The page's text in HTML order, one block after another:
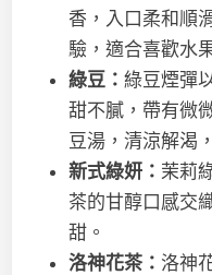
香，入口柔和順
驗，適合喜歡水
綠豆：綠豆煙彈
甜不膩，帶有微
豆湯，清涼解渴
新式綠妍： 茉莉
茶的甘醇口感交
甜。
洛神花茶： 洛神